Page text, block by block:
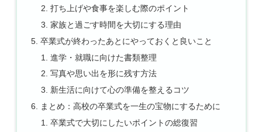
打ち上げや食事を楽しむ際のポイント
家族と過ごす時間を大切にする理由
卒業式が終わったあとにやっておくと良いこと
進学・就職に向けた書類整理
写真や思い出を形に残す方法
新生活に向けて心の準備を整えるコツ
まとめ：高校の卒業式を一生の宝物にするために
卒業式で大切にしたいポイントの総復習